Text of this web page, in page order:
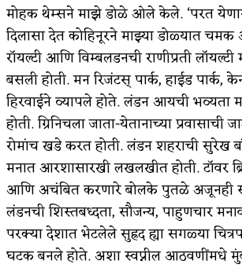
मोहक थेम्सने माझे डोळे ओले केले. ‘परत
दिलासा देत कोहिनूरने माझ्या डोळ्यात
रॉयल्टी आणि विम्बलडनची राणीप्रती
बसली होती. मन रिजंटस् पार्क, हाईड पार्क,
हिरवाईने व्यापले होते. लंडन आयची भव्यता
होती. ग्रिनिचला जाता-येतानाच्या
रोमांच खडे करत होती. लंडन शहराची सुरेख
मनात आरशासारखी लखलखीत होती. टॉवर
आणि अचंबित करणारे बोलके पुतळे अजूनही
लंडनची शिस्तबध्दता, सौजन्य, पाहुणचार
परक्या देशात भेटलेले सुह्रद ह्या सगळ्या
घटक बनले होते. अशा स्वप्नील आठवणींमधे